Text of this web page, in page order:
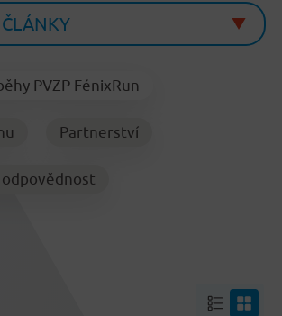
PVZP FénixRun
Partnerství